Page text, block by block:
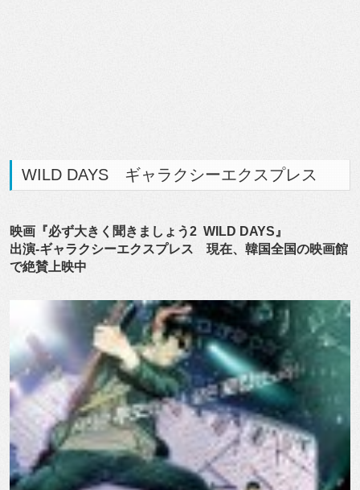
WILD DAYS ギャラクシーエクスプレス
映画『必ず大きく聞きましょう2 WILD DAYS』
出演-ギャラクシーエクスプレス 現在、韓国全国の映画館
で絶賛上映中